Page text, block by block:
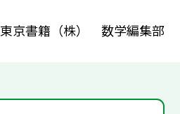
東京書籍（株） 数学編集部